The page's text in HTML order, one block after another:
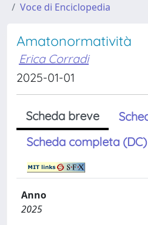
Voce di Enciclopedia
Amatonormatività
Erica Corradi
2025-01-01
Scheda breve
Scheda completa (DC)
Anno
2025